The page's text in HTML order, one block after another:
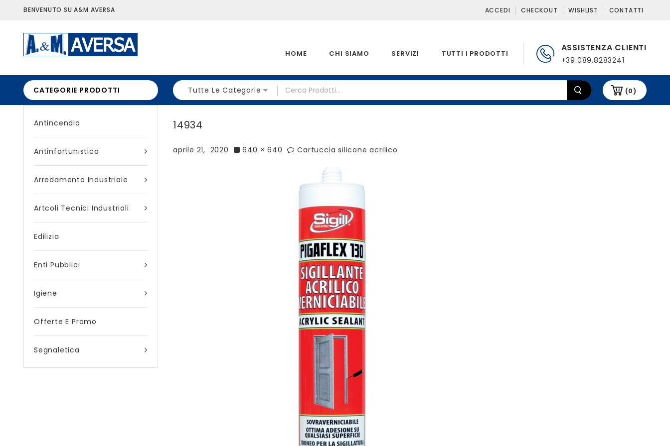
BENVENUTO SU A&M AVERSA ACCEDI CHECKOUT WISHLIST CONTATTI
ASSISTENZA CLIENTI
+39.089.8283241
HOME CHI SIAMO SERVIZI TUTTI I PRODOTTI
CATEGORIE PRODOTTI Tutte Le Categorie (0)
Antincendio
Antinfortunistica
Arredamento Industriale
Artcoli Tecnici Industriali
Edilizia
Enti Pubblici
Igiene
Offerte E Promo
Segnaletica
14934
aprile 21, 2020 640 × 640 Cartuccia silicone acrilico